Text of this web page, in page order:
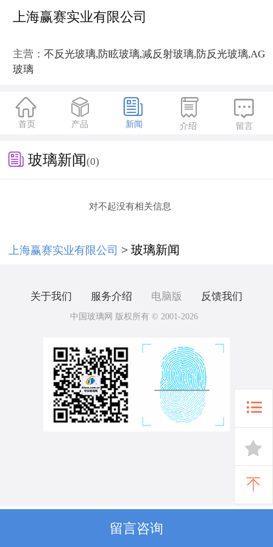
上海赢赛实业有限公司
主营： 不反光玻璃,防眩玻璃,减反射玻璃,防反光玻璃,AG
玻璃

首页

产品

新闻

介绍

留言
 玻璃新闻(0)
对不起没有相关信息
留言咨询
上海赢赛实业有限公司 > 玻璃新闻
关于我们 服务介绍 电脑版 反馈我们
中国玻璃网 版权所有 © 2001-2026


